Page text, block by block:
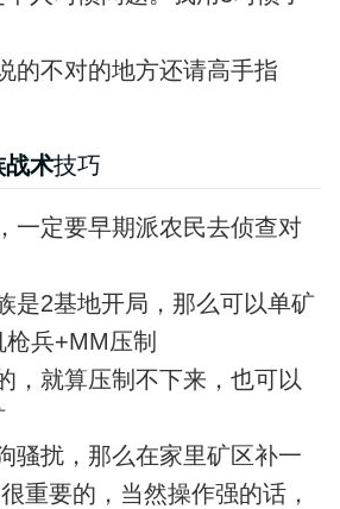
的不对的地方还请高手指
战术技巧
一定要早期派农民去侦查对
是2基地开局，那么可以单矿
兵+MM压制
，就算压制不下来，也可以
骚扰，那么在家里矿区补一
重要的，当然操作强的话，